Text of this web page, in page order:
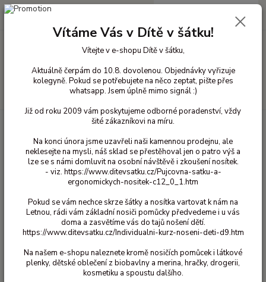
+420 603 818 836
0 Kč
Ekodrogerie a úklid Na praní Sonett - Odměrka na prací gel
Sonett - Odměrka na prací gel
Ohodnotit produkt
Odměrka na gel do pračky
Vítáme Vás v Dítě v šátku!
Vítejte v e-shopu Dítě v šátku,
Aktuálně čerpám do 10.8. dovolenou. Objednávky vyřizuje
kolegyně. Pokud se potřebujete na něco zeptat, pište přes
whatsapp. Jsem úplně mimo signál :)
Již od roku 2009 vám poskytujeme odborné poradenství, vždy
šité zákazníkovi na míru.
Na konci února jsme uzavřeli naši kamennou prodejnu, ale
neklesejte na mysli, náš sklad se přestěhoval jen o patro výš a
lze se s námi domluvit na osobní návštěvě i zkoušení nosítek.
- viz. https://www.ditevsatku.cz/Pujcovna-satku-a-
ergonomickych-nositek-c12_0_1.htm
Pokud se vám nechce skrze šátky a nosítka vartovat k nám na
Letnou, rádi vám základní nosiči pomůcky předvedeme i u vás
doma a zasvětíme vás do tajů nošení dětí.
https://www.ditevsatku.cz/Individualni-kurz-noseni-deti-d9.htm
Na našem e-shopu naleznete kromě nosičích pomůcek i látkové
plenky, dětské oblečení z biobavlny a merina, hračky, drogerii,
kosmetiku a spoustu dalšího.